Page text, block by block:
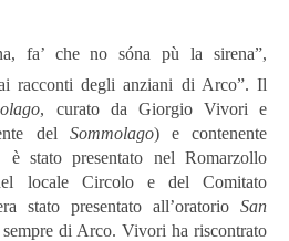
fa’ che no sóna pù la sirena”,
racconti degli anziani di Arco”. Il
, curato da Giorgio Vivori e
del Sommolago) e contenente
è stato presentato nel Romarzollo
locale Circolo e del Comitato
stato presentato all’oratorio San
sempre di Arco. Vivori ha riscontrato